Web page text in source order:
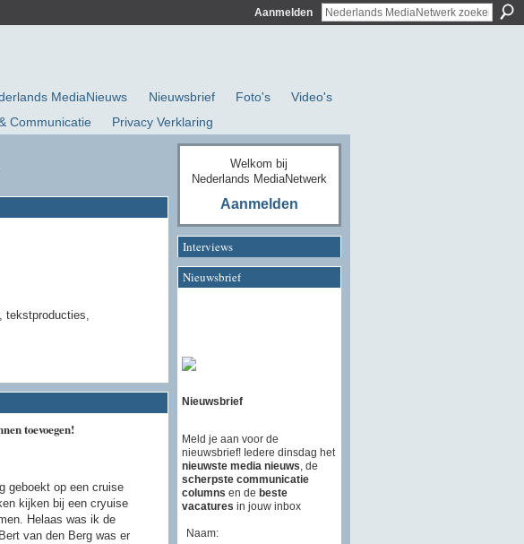
Aanmelden
MediaNieuws Nieuwsbrief Foto's
Video's
Communicatie Privacy Verklaring
tekstproducties,
toevoegen!
geboekt op een cruise
kijken bij een cryuise
Helaas was ik de
van den Berg was er
Welkom bij
Nederlands MediaNetwerk
Aanmelden
Interviews
Nieuwsbrief
Nieuwsbrief
Meld je aan voor de
nieuwsbrief! Iedere dinsdag het
nieuwste media nieuws , de
scherpste communicatie
columns en de beste
vacatures in jouw inbox
Naam: